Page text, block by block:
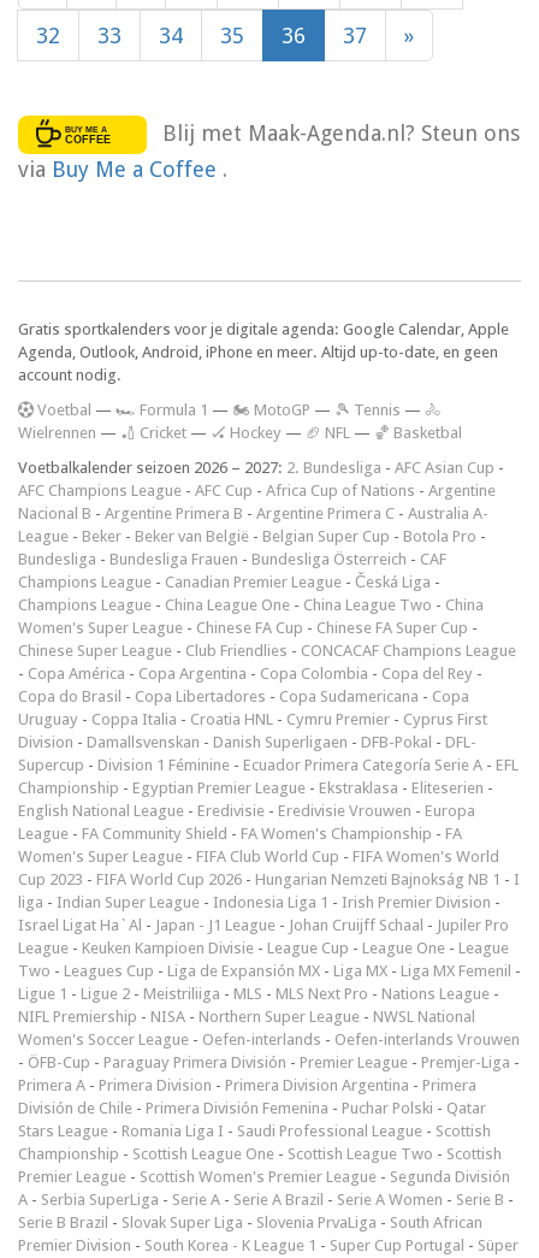
32 33 34 35 36 37 »
Blij met Maak-Agenda.nl? Steun ons
via Buy Me a Coffee .
Gratis sportkalenders voor je digitale agenda: Google Calendar, Apple
Agenda, Outlook, Android, iPhone en meer. Altijd up-to-date, en geen
account nodig.
Voetbal — 🏎️ Formula 1 — 🏍 MotoGP — 🎾 Tennis — 🚴
Wielrennen — 🏏 Cricket — 🏑 Hockey — 🏈 NFL — 🏀 Basketbal
Voetbalkalender seizoen 2026 – 2027: 2. Bundesliga - AFC Asian Cup -
AFC Champions League - AFC Cup - Africa Cup of Nations - Argentine
Nacional B - Argentine Primera B - Argentine Primera C - Australia A-
League - Beker - Beker van België - Belgian Super Cup - Botola Pro -
Bundesliga - Bundesliga Frauen - Bundesliga Österreich - CAF
Champions League - Canadian Premier League - Česká Liga -
Champions League - China League One - China League Two - China
Women's Super League - Chinese FA Cup - Chinese FA Super Cup -
Chinese Super League - Club Friendlies - CONCACAF Champions League
- Copa América - Copa Argentina - Copa Colombia - Copa del Rey -
Copa do Brasil - Copa Libertadores - Copa Sudamericana - Copa
Uruguay - Coppa Italia - Croatia HNL - Cymru Premier - Cyprus First
Division - Damallsvenskan - Danish Superligaen - DFB-Pokal - DFL-
Supercup - Division 1 Féminine - Ecuador Primera Categoría Serie A - EFL
Championship - Egyptian Premier League - Ekstraklasa - Eliteserien -
English National League - Eredivisie - Eredivisie Vrouwen - Europa
League - FA Community Shield - FA Women's Championship - FA
Women's Super League - FIFA Club World Cup - FIFA Women's World
Cup 2023 - FIFA World Cup 2026 - Hungarian Nemzeti Bajnokság NB 1 - I
liga - Indian Super League - Indonesia Liga 1 - Irish Premier Division -
Israel Ligat Ha`Al - Japan - J1 League - Johan Cruijff Schaal - Jupiler Pro
League - Keuken Kampioen Divisie - League Cup - League One - League
Two - Leagues Cup - Liga de Expansión MX - Liga MX - Liga MX Femenil -
Ligue 1 - Ligue 2 - Meistriliiga - MLS - MLS Next Pro - Nations League -
NIFL Premiership - NISA - Northern Super League - NWSL National
Women's Soccer League - Oefen-interlands - Oefen-interlands Vrouwen
- ÖFB-Cup - Paraguay Primera División - Premier League - Premjer-Liga -
Primera A - Primera Division - Primera Division Argentina - Primera
División de Chile - Primera División Femenina - Puchar Polski - Qatar
Stars League - Romania Liga I - Saudi Professional League - Scottish
Championship - Scottish League One - Scottish League Two - Scottish
Premier League - Scottish Women's Premier League - Segunda División
A - Serbia SuperLiga - Serie A - Serie A Brazil - Serie A Women - Serie B -
Serie B Brazil - Slovak Super Liga - Slovenia PrvaLiga - South African
Premier Division - South Korea - K League 1 - Super Cup Portugal - Süper